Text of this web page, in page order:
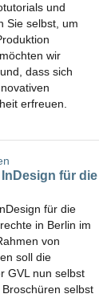
und
Sie selbst, um
wir
dass sich
erfreuen.
für die
für die
in Berlin im
von
soll die
GVL nun selbst
selbst